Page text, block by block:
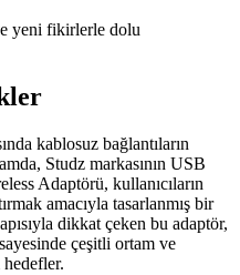
yeni fikirlerle dolu
kablosuz bağlantıların
Studz markasının USB
Adaptörü, kullanıcıların
amacıyla tasarlanmış bir
dikkat çeken bu adaptör,
çeşitli ortam ve
hedefler.